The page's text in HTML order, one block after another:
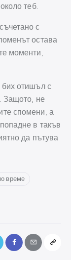
теб.
с
остава
моменти,
бих отишъл с
Защото, не
спомени, а
в такъв
да пътува
време